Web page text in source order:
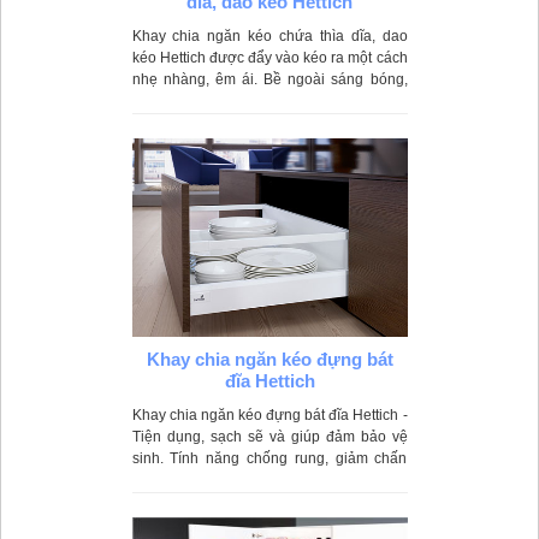
Khay chia ngăn kéo chứa thìa dĩa, dao
kéo Hettich được đẩy vào kéo ra một cách
nhẹ nhàng, êm ái. Bề ngoài sáng bóng,
Khay chia ngăn kéo đựng bát
đĩa Hettich
Khay chia ngăn kéo đựng bát đĩa Hettich -
Tiện dụng, sạch sẽ và giúp đảm bảo vệ
sinh. Tính năng chống rung, giảm chấn